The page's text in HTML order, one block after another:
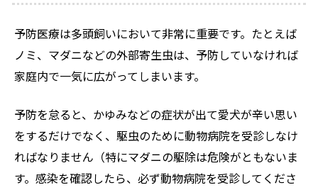
予防医療は多頭飼いにおいて非常に重要です。たとえば
ノミ、マダニなどの外部寄生虫は、予防していなければ
家庭内で一気に広がってしまいます。
予防を怠ると、かゆみなどの症状が出て愛犬が辛い思い
をするだけでなく、駆虫のために動物病院を受診しなけ
ればなりません（特にマダニの駆除は危険がともないま
す。感染を確認したら、必ず動物病院を受診してくださ